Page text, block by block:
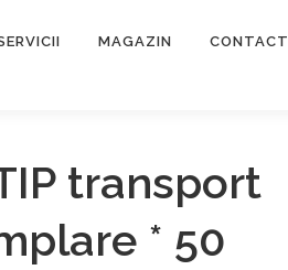
MAGAZIN CONTACT
transport
* 50